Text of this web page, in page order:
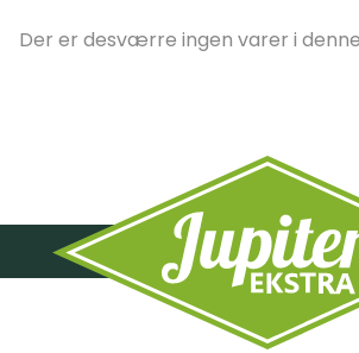
Der er desværre ingen varer i